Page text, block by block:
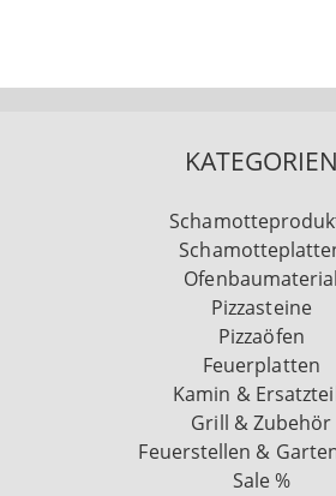
KATEGORIEN
Ofenbaumaterial
Pizzasteine
Pizzaöfen
Feuerplatten
Kamin &
Grill & Zubehör
Feuerstellen &
Sale %